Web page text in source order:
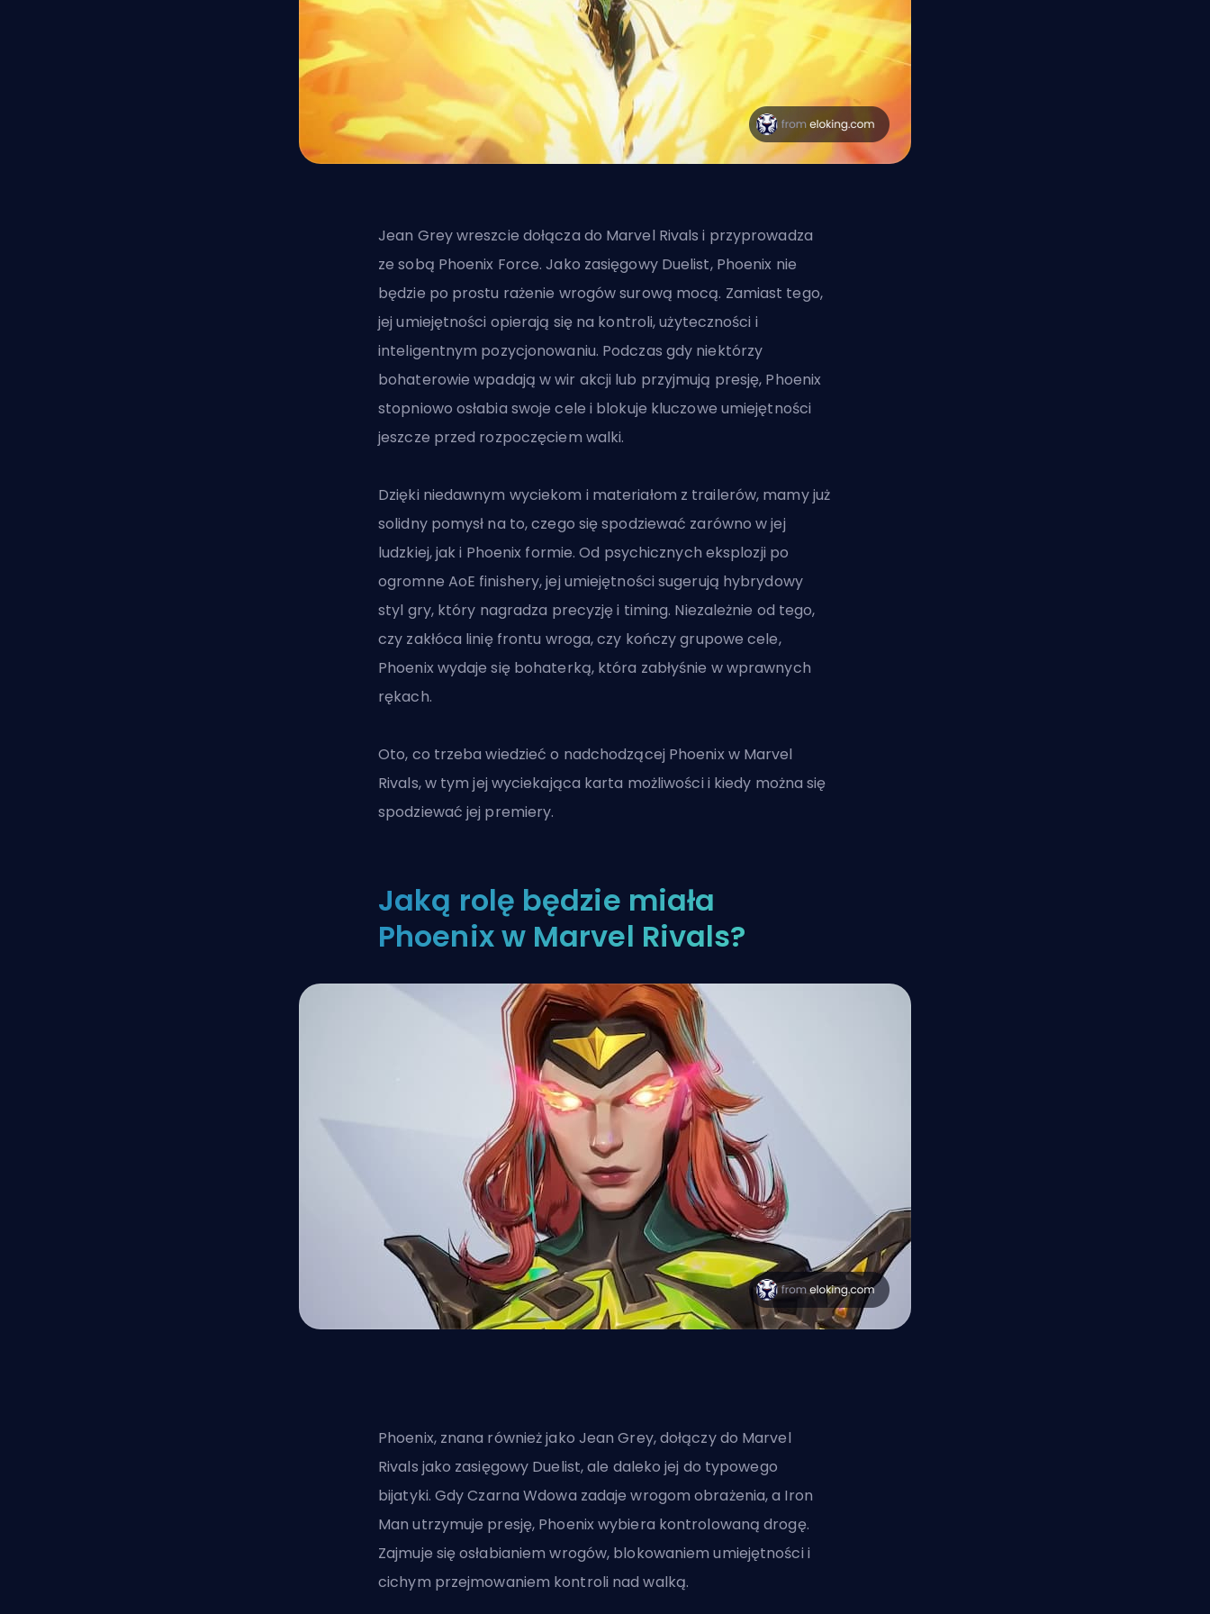
Jean Grey wreszcie dołącza do Marvel Rivals i przyprowadza
ze sobą Phoenix Force. Jako zasięgowy Duelist, Phoenix nie
będzie po prostu rażenie wrogów surową mocą. Zamiast tego,
jej umiejętności opierają się na kontroli, użyteczności i
inteligentnym pozycjonowaniu. Podczas gdy niektórzy
bohaterowie wpadają w wir akcji lub przyjmują presję, Phoenix
stopniowo osłabia swoje cele i blokuje kluczowe umiejętności
jeszcze przed rozpoczęciem walki.
Dzięki niedawnym wyciekom i materiałom z trailerów, mamy już
solidny pomysł na to, czego się spodziewać zarówno w jej
ludzkiej, jak i Phoenix formie. Od psychicznych eksplozji po
ogromne AoE finishery, jej umiejętności sugerują hybrydowy
styl gry, który nagradza precyzję i timing. Niezależnie od tego,
czy zakłóca linię frontu wroga, czy kończy grupowe cele,
Phoenix wydaje się bohaterką, która zabłyśnie w wprawnych
rękach.
Oto, co trzeba wiedzieć o nadchodzącej Phoenix w Marvel
Rivals, w tym jej wyciekająca karta możliwości i kiedy można się
spodziewać jej premiery.
Jaką rolę będzie miała
Phoenix w Marvel Rivals?
Phoenix, znana również jako Jean Grey, dołączy do Marvel
Rivals jako zasięgowy Duelist, ale daleko jej do typowego
bijatyki. Gdy Czarna Wdowa zadaje wrogom obrażenia, a Iron
Man utrzymuje presję, Phoenix wybiera kontrolowaną drogę.
Zajmuje się osłabianiem wrogów, blokowaniem umiejętności i
cichym przejmowaniem kontroli nad walką.